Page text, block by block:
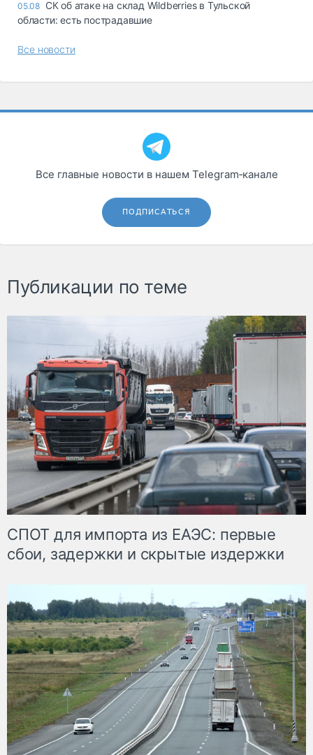
05.08 СК об атаке на склад Wildberries в Тульской
области: есть пострадавшие
Все новости
Все главные новости в нашем Telegram‑канале
ПОДПИСАТЬСЯ
Публикации по теме
СПОТ для импорта из ЕАЭС: первые
сбои, задержки и скрытые издержки